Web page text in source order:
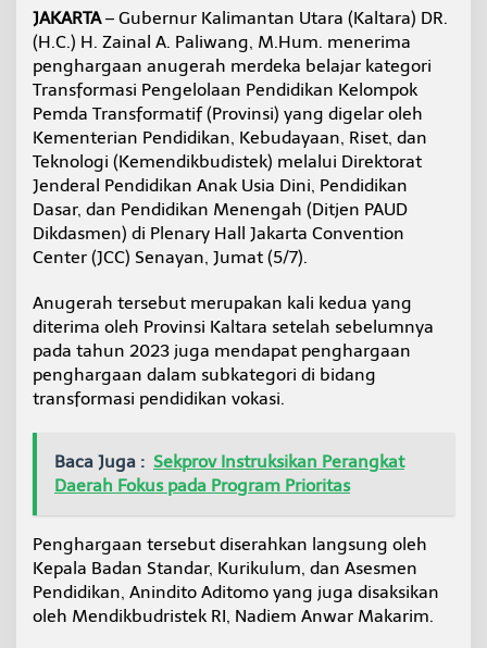
P
n
d
i
d
k
a
n
,
K
l
a
r
a
K
e
m
l
i
R
a
i
P
e
n
JAKARTA– Gubernur Kalimantan Utara (Kaltara) DR.
(H.C.) H. Zainal A. Paliwang, M.Hum. menerima
penghargaan anugerah merdeka belajar kategori
Transformasi Pengelolaan Pendidikan Kelompok
Pemda Transformatif (Provinsi) yang digelar oleh
Kementerian Pendidikan, Kebudayaan, Riset, dan
Teknologi (Kemendikbudistek) melalui Direktorat
Jenderal Pendidikan Anak Usia Dini, Pendidikan
Dasar, dan Pendidikan Menengah (Ditjen PAUD
Dikdasmen) di Plenary Hall Jakarta Convention
Center (JCC) Senayan, Jumat (5/7).
Anugerah tersebut merupakan kali kedua yang
diterima oleh Provinsi Kaltara setelah sebelumnya
pada tahun 2023 juga mendapat penghargaan
penghargaan dalam subkategori di bidang
transformasi pendidikan vokasi.
Baca Juga : Sekprov Instruksikan Perangkat
Daerah Fokus pada Program Prioritas
Penghargaan tersebut diserahkan langsung oleh
Kepala Badan Standar, Kurikulum, dan Asesmen
Pendidikan, Anindito Aditomo yang juga disaksikan
oleh Mendikbudristek RI, Nadiem Anwar Makarim.